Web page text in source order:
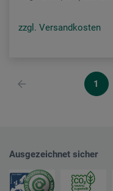
zzgl. Versandkosten
1
Ausgezeichnet sicher